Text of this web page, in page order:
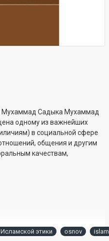
Мухаммад Садыка Мухаммад
одному из важнейших
в социальной сфере
общения и другим
качествам,
этики osnov islam